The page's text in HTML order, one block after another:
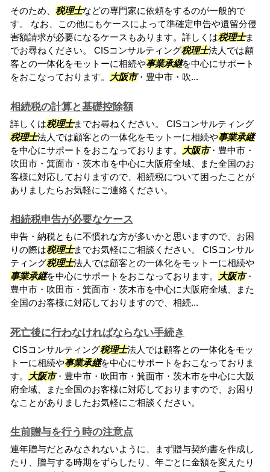
そのため、 税理士などの専門家に依頼をするのが一般的で
す。 なお、この他にもケースによって準確定申告や遺留分侵
害額請求が必要になるケースもあります。詳しくは税理士ま
でお尋ねください。 CISコンサルティング税理士法人では顧
客との一体化をモットーに相続や事業承継を中心にサポート
をおこなっております。
大阪市・豊中市・吹...
相続税の計算と基礎控除額
詳しくは税理士までお尋ねください。 CISコンサルティング
税理士法人では顧客との一体化をモットーに相続や事業承継
を中心にサポートをおこなっております。
大阪市・豊中市・
吹田市・箕面市・茨木市を中心に大阪府全域、また全国のお
客様に対応しておりますので、相続税について困ったことが
ありましたらお気軽にご連絡ください。
相続税申告が必要なケース
申告・納税ともに不慣れな方が多いかと思いますので、お困
りの際は税理士までお気軽にご相談ください。 CISコンサル
ティング税理士法人では顧客との一体化をモットーに相続や
事業承継を中心にサポートをおこなっております。 大阪市・
豊中市・吹田市・箕面市・茨木市を中心に大阪府全域、また
全国のお客様に対応しておりますので、相続...
死亡後に行わなければならない手続き
CISコンサルティング税理士法人では顧客との一体化をモッ
トーに相続や事業承継を中心にサポートをおこなっておりま
す。
大阪市・豊中市・吹田市・箕面市・茨木市を中心に大阪
府全域、また全国のお客様に対応しておりますので、お困り
なことがありましたお気軽にご相談ください。
生前贈与を行う時の注意点
連年贈与だとみなされないように、まず贈与契約書を作成し
たり、贈与する時期をずらしたり、年ごとに金額を変えたり